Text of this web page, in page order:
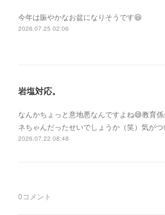
今年は賑やかなお盆になりそうです😆
2026.07.25 02:06
岩塩対応。
なんかちょっと意地悪なんですよね😅教育
ネちゃんだったせいでしょうか（笑）気がつ
2026.07.22 08:48
0コメント